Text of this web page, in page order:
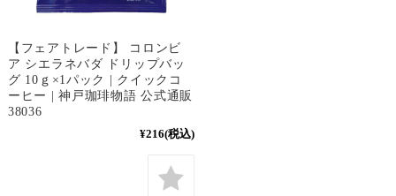
【フェアトレード】 コロンビ
ア シエラネバダ ドリップバッ
グ 10ｇ×1パック | クイックコ
ーヒー | 神戸珈琲物語 公式通販
38036
¥216(税込)